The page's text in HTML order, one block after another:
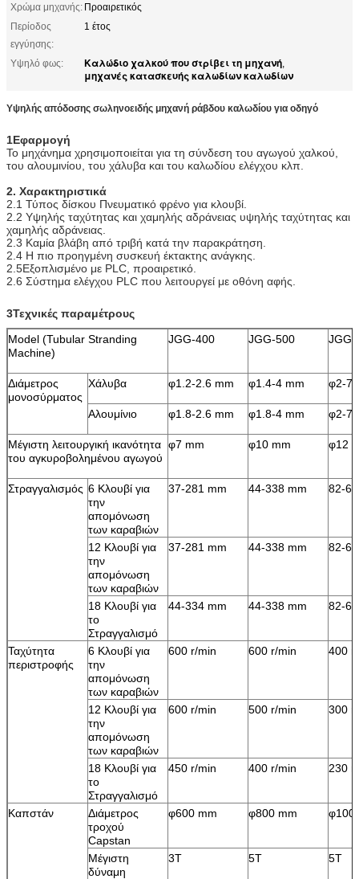
Χρώμα μηχανής: Προαιρετικός
Περίοδος
εγγύησης:
1 έτος
Υψηλό φως: Καλώδιο χαλκού που στρίβει τη μηχανή,
μηχανές κατασκευής καλωδίων καλωδίων
Υψηλής απόδοσης σωληνοειδής μηχανή ράβδου καλωδίου για οδηγό
1Εφαρμογή
Το μηχάνημα χρησιμοποιείται για τη σύνδεση του αγωγού χαλκού,
του αλουμινίου, του χάλυβα και του καλωδίου ελέγχου κλπ.
2. Χαρακτηριστικά
2.1 Τύπος δίσκου Πνευματικό φρένο για κλουβί.
2.2 Υψηλής ταχύτητας και χαμηλής αδράνειας υψηλής ταχύτητας και
χαμηλής αδράνειας.
2.3 Καμία βλάβη από τριβή κατά την παρακράτηση.
2.4 Η πιο προηγμένη συσκευή έκτακτης ανάγκης.
2.5Εξοπλισμένο με PLC, προαιρετικό.
2.6 Σύστημα ελέγχου PLC που λειτουργεί με οθόνη αφής.
3Τεχνικές παραμέτρους
Model (Tubular Stranding
Machine)
JGG-400 JGG-500 JGG-
Διάμετρος
μονοσύρματος
Χάλυβα φ1.2-2.6 mm φ1.4-4 mm φ2-7
Αλουμίνιο φ1.8-2.6 mm φ1.8-4 mm φ2-7
Μέγιστη λειτουργική ικανότητα
του αγκυροβολημένου αγωγού
φ7 mm φ10 mm φ12
Στραγγαλισμός 6 Κλουβί για
την
απομόνωση
των καραβιών
37-281 mm 44-338 mm 82-
12 Κλουβί για
την
απομόνωση
των καραβιών
37-281 mm 44-338 mm 82-
18 Κλουβί για
το
Στραγγαλισμό
44-334 mm 44-338 mm 82-
Ταχύτητα
περιστροφής
6 Κλουβί για
την
απομόνωση
των καραβιών
600 r/min 600 r/min 400
12 Κλουβί για
την
απομόνωση
των καραβιών
600 r/min 500 r/min 300
18 Κλουβί για
το
Στραγγαλισμό
450 r/min 400 r/min 230
Καπστάν
Διάμετρος
τροχού
Capstan
φ600 mm φ800 mm
Μέγιστη
δύναμη
3Τ 5Τ 5Τ